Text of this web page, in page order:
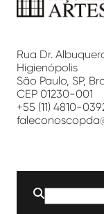
Artes
Rua Dr.
Higienópolis
São Paulo, SP,
CEP 01230-001
+55 (11) 4810-
Buscar
por: